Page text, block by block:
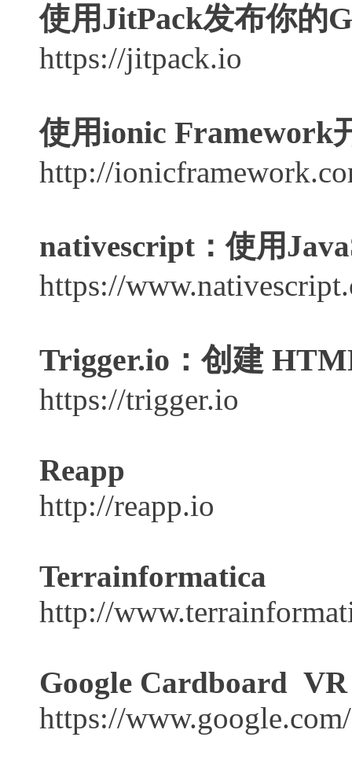
使用JitPack发布你的
https://jitpack.io
使用ionic Framework
http://
nativescript：使用
https://
Trigger.io：创建
https://trigger.io
Reapp
http://reapp.io
Terrainformatica
http://
Google Cardboard VR
https://